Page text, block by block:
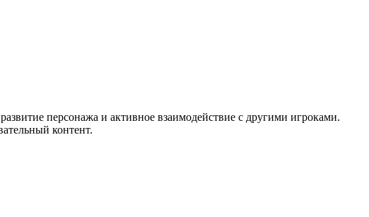
персонажа и активное взаимодействие с другими игроками.
контент.